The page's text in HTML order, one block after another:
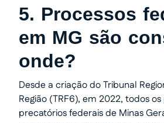
5. Processos
em MG são
onde?
Desde a criação do Tribunal
Região (TRF6), em 2022, todos
precatórios federais de Minas